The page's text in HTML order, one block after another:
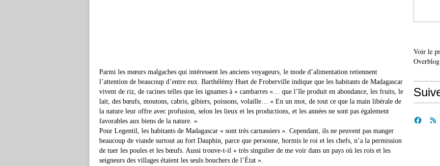
Parmi les mœurs malgaches qui intéressent les anciens voyageurs, le mode d’alimentation retiennent
l’attention de beaucoup d’entre eux. Barthélémy Huet de Froberville indique que les habitants de Madagascar
vivent de riz, de racines telles que les ignames à « cambarres »… que l’île produit en abondance, les fruits, le
lait, des bœufs, moutons, cabris, gibiers, poissons, volaille… « En un mot, de tout ce que la main libérale de
la nature leur offre avec profusion, selon les lieux et les productions, et les années ne sont pas également
favorables aux biens de la nature. »
Pour Legentil, les habitants de Madagascar « sont très carnassiers ». Cependant, ils ne peuvent pas manger
beaucoup de viande surtout au fort Dauphin, parce que personne, hormis le roi et les chefs, n’a la permission
de tuer les poules et les bœufs. Aussi trouve-t-il « très singulier de me voir dans un pays où les rois et les
seigneurs des villages étaient les seuls bouchers de l’État ».
Voir le
Overblog